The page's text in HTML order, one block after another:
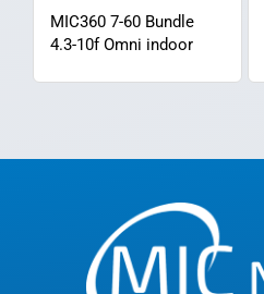
MIC360 7-60 Bundle
4.3-10f Omni indoor